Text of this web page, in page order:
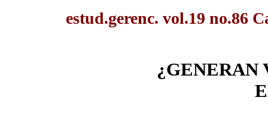
estud.gerenc. vol.19 no.86
¿GENERAN